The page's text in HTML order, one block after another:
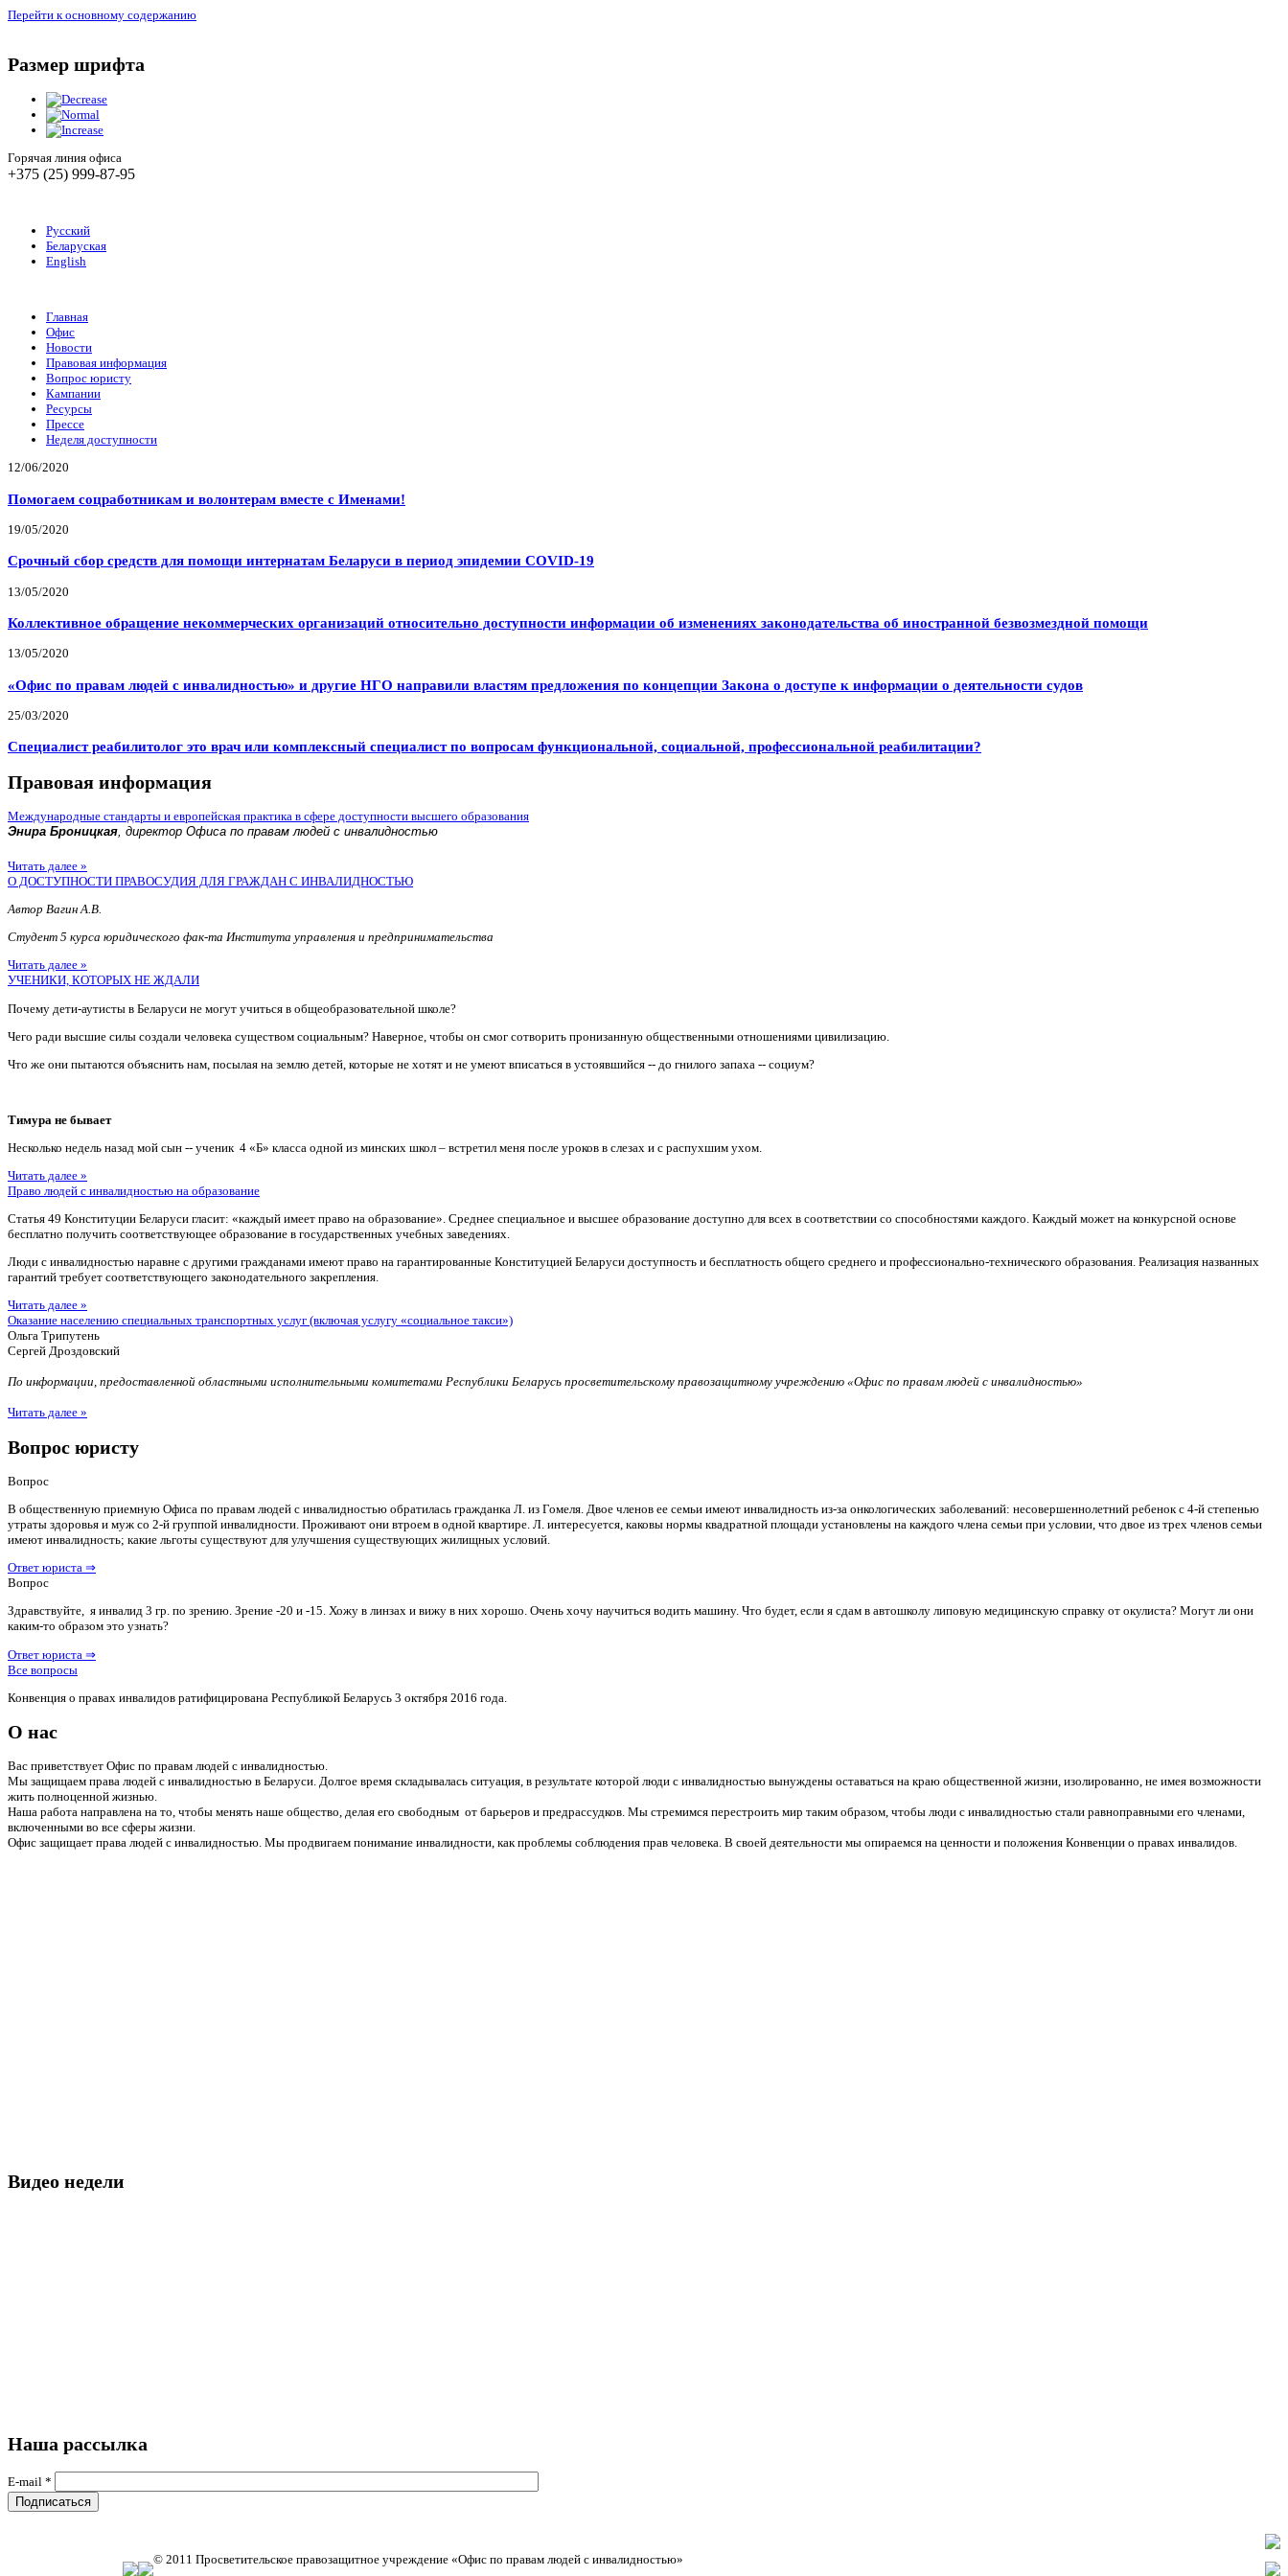
Перейти к основному содержанию
Размер шрифта
Горячая линия офиса
+375 (25) 999-87-95
Русский
Беларуская
English
Главная
Офис
Новости
Правовая информация
Вопрос юристу
Кампании
Ресурсы
Прессе
Неделя доступности
12/06/2020
Помогаем соцработникам и волонтерам вместе с Именами!
19/05/2020
Срочный сбор средств для помощи интернатам Беларуси в период эпидемии COVID-19
13/05/2020
Коллективное обращение некоммерческих организаций относительно доступности информации об изменениях законодательства об иностранной безвозмездной помощи
13/05/2020
«Офис по правам людей с инвалидностью» и другие НГО направили властям предложения по концепции Закона о доступе к информации о деятельности судов
25/03/2020
Специалист реабилитолог это врач или комплексный специалист по вопросам функциональной, социальной, профессиональной реабилитации?
Правовая информация
Международные стандарты и европейская практика в сфере доступности высшего образования
Энира Броницкая, директор Офиса по правам людей с инвалидностью
Читать далее »
О ДОСТУПНОСТИ ПРАВОСУДИЯ ДЛЯ ГРАЖДАН С ИНВАЛИДНОСТЬЮ
Автор Вагин А.В.
Студент 5 курса юридического фак-та Института управления и предпринимательства
Читать далее »
УЧЕНИКИ, КОТОРЫХ НЕ ЖДАЛИ
Почему дети-аутисты в Беларуси не могут учиться в общеобразовательной школе?
Чего ради высшие силы создали человека существом социальным? Наверное, чтобы он смог сотворить пронизанную общественными отношениями цивилизацию.
Что же они пытаются объяснить нам, посылая на землю детей, которые не хотят и не умеют вписаться в устоявшийся -- до гнилого запаха -- социум?
Тимура не бывает
Несколько недель назад мой сын -- ученик 4 «Б» класса одной из минских школ – встретил меня после уроков в слезах и с распухшим ухом.
Читать далее »
Право людей с инвалидностью на образование
Статья 49 Конституции Беларуси гласит: «каждый имеет право на образование». Среднее специальное и высшее образование доступно для всех в соответствии со способностями каждого. Каждый может на конкурсной основе
бесплатно получить соответствующее образование в государственных учебных заведениях.
Люди с инвалидностью наравне с другими гражданами имеют право на гарантированные Конституцией Беларуси доступность и бесплатность общего среднего и профессионально-технического образования. Реализация названных
гарантий требует соответствующего законодательного закрепления.
Читать далее »
Оказание населению специальных транспортных услуг (включая услугу «социальное такси»)
Ольга Трипутень
Сергей Дроздовский
По информации, предоставленной областными исполнительными комитетами Республики Беларусь просветительскому правозащитному учреждению «Офис по правам людей с инвалидностью»
Читать далее »
Вопрос юристу
Вопрос
В общественную приемную Офиса по правам людей с инвалидностью обратилась гражданка Л. из Гомеля. Двое членов ее семьи имеют инвалидность из-за онкологических заболеваний: несовершеннолетний ребенок с 4-й степенью
утраты здоровья и муж со 2-й группой инвалидности. Проживают они втроем в одной квартире. Л. интересуется, каковы нормы квадратной площади установлены на каждого члена семьи при условии, что двое из трех членов семьи
имеют инвалидность; какие льготы существуют для улучшения существующих жилищных условий.
Ответ юриста ⇒
Вопрос
Здравствуйте, я инвалид 3 гр. по зрению. Зрение -20 и -15. Хожу в линзах и вижу в них хорошо. Очень хочу научиться водить машину. Что будет, если я сдам в автошколу липовую медицинскую справку от окулиста? Могут ли они
каким-то образом это узнать?
Ответ юриста ⇒
Все вопросы
Конвенция о правах инвалидов ратифицирована Республикой Беларусь 3 октября 2016 года.
О нас
Вас приветствует Офис по правам людей с инвалидностью.
Мы защищаем права людей с инвалидностью в Беларуси. Долгое время складывалась ситуация, в результате которой люди с инвалидностью вынуждены оставаться на краю общественной жизни, изолированно, не имея возможности
жить полноценной жизнью.
Наша работа направлена на то, чтобы менять наше общество, делая его свободным от барьеров и предрассудков. Мы стремимся перестроить мир таким образом, чтобы люди с инвалидностью стали равноправными его членами,
включенными во все сферы жизни.
Офис защищает права людей с инвалидностью. Мы продвигаем понимание инвалидности, как проблемы соблюдения прав человека. В своей деятельности мы опираемся на ценности и положения Конвенции о правах инвалидов.
Видео недели
Наша рассылка
E-mail *
© 2011 Просветительское правозащитное учреждение «Офис по правам людей с инвалидностью»